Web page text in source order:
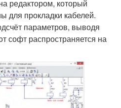
редактором, который
для прокладки кабелей.
параметров, выводя
софт распространяется на